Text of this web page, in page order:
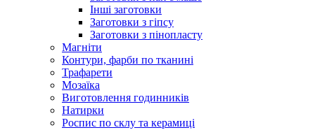
Інші заготовки
Заготовки з гіпсу
Заготовки з пінопласту
Магніти
Контури, фарби по тканині
Трафарети
Мозаїка
Виготовлення годинників
Натирки
Роспис по склу та керамиці